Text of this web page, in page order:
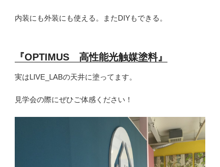
内装にも外装にも使える。またDIYもできる。
『OPTIMUS 高性能光触媒塗料』
実はLIVE_LABの天井に塗ってます。
見学会の際にぜひご体感ください！